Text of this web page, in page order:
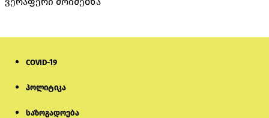
COVID-19
პოლიტიკა
საზოგადოება